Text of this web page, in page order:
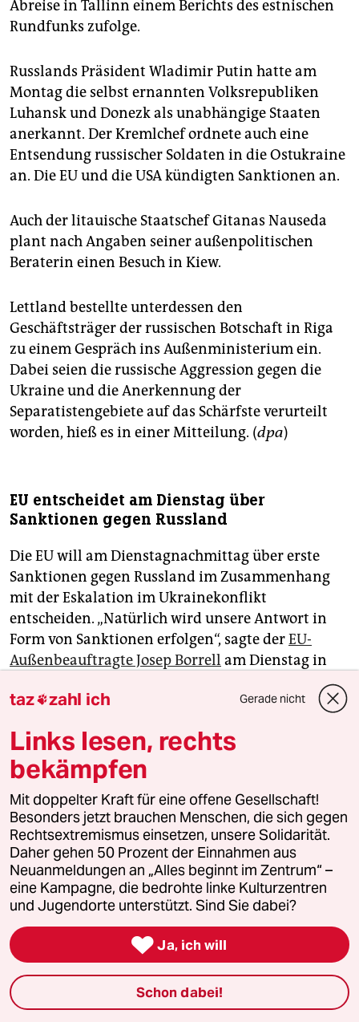
Abreise in Tallinn einem Berichts des estnischen
Rundfunks zufolge.
Russlands Präsident Wladimir Putin hatte am
Montag die selbst ernannten Volksrepubliken
Luhansk und Donezk als unabhängige Staaten
anerkannt. Der Kremlchef ordnete auch eine
Entsendung russischer Soldaten in die Ostukraine
an. Die EU und die USA kündigten Sanktionen an.
Auch der litauische Staatschef Gitanas Nauseda
plant nach Angaben seiner außenpolitischen
Beraterin einen Besuch in Kiew.
Lettland bestellte unterdessen den
Geschäftsträger der russischen Botschaft in Riga
zu einem Gespräch ins Außenministerium ein.
Dabei seien die russische Aggression gegen die
Ukraine und die Anerkennung der
Separatistengebiete auf das Schärfste verurteilt
worden, hieß es in einer Mitteilung. (dpa)
EU entscheidet am Dienstag über
Sanktionen gegen Russland
Die EU will am Dienstagnachmittag über erste
Sanktionen gegen Russland im Zusammenhang
mit der Eskalation im Ukrainekonflikt
entscheiden. „Natürlich wird unsere Antwort in
Form von Sanktionen erfolgen“, sagte derEU-
Außenbeauftragte Josep Borrell am Dienstag in
Außenminister entscheiden. „Ich bin mir sicher,
wird.“
Der russische Präsident Wladimir Putin hatte am
Montag die Unabhängigkeit der
Separatistengebiete in der Ostukraine anerkannt.
Er kündigte zudem die Entsendung russischer
Soldaten in die Gebiete an. Die USA und die EU
kündigten daraufhin umgehend Sanktionen an.
Washington verhängte bereits am Montag
Strafmaßnahmen gegen die Separatistengebiete
und kündigte für Dienstag weitere gegen Russland
an. (afp)
taz zahl ich Gerade nicht
Links lesen, rechts
bekämpfen
Mit doppelter Kraft für eine offene Gesellschaft!
Besonders jetzt brauchen Menschen, die sich gegen
Rechtsextremismus einsetzen, unsere Solidarität.
Daher gehen 50 Prozent der Einnahmen aus
Neuanmeldungen an „Alles beginnt im Zentrum“ –
eine Kampagne, die bedrohte linke Kulturzentren
und Jugendorte unterstützt. Sind Sie dabei?
 Ja, ich will
Schon dabei!